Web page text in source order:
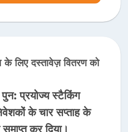
के लिए दस्तावेज़ वितरण को
प्रयोज्य स्टैकिंग
के चार सप्ताह के
कर दिया।